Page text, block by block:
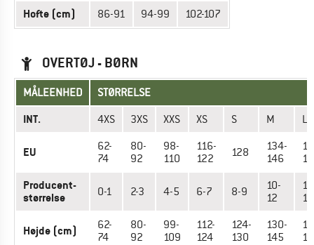
Hofte (cm) 86-91 94-99 102-107
OVERTØJ - BØRN
MÅLEENHED STØRRELSE
INT. 4XS 3XS XXS XS S M L
EU
62-
74
80-
92
98-
110
116-
122
128
134-
146
Producent-
størrelse
0-1 2-3 4-5 6-7 8-9
10-
12
16
Højde (cm)
62-
74
80-
92
99-
109
112-
124
124-
130
130-
145